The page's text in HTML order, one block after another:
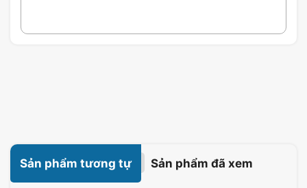
Sản phẩm tương tự Sản phẩm đã xem